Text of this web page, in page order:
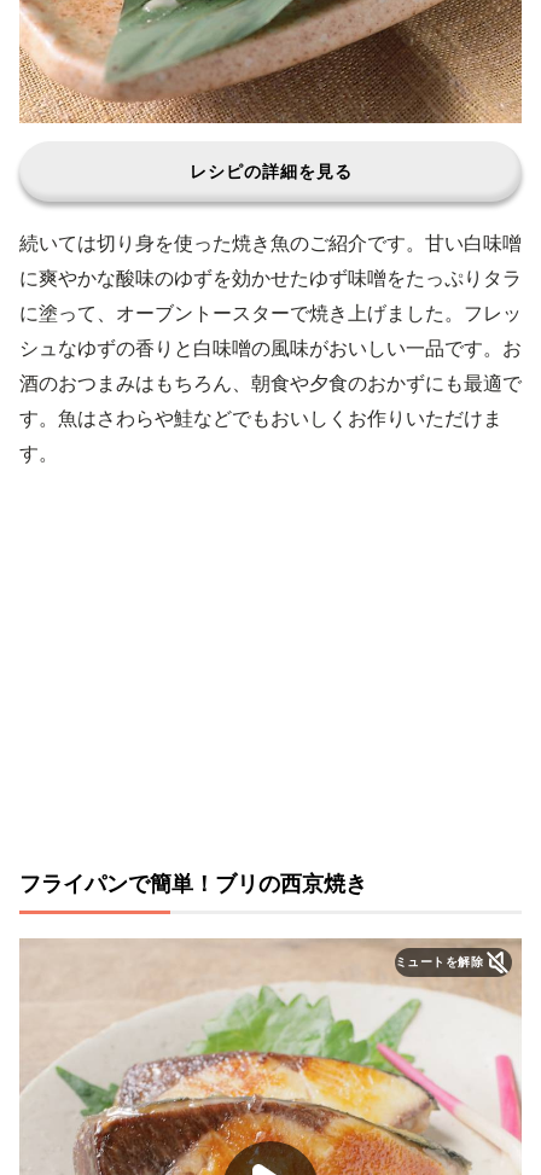
レシピの詳細を見る
続いては切り身を使った焼き魚のご紹介です。甘い白味噌
に爽やかな酸味のゆずを効かせたゆず味噌をたっぷりタラ
に塗って、オーブントースターで焼き上げました。フレッ
シュなゆずの香りと白味噌の風味がおいしい一品です。お
酒のおつまみはもちろん、朝食や夕食のおかずにも最適で
す。魚はさわらや鮭などでもおいしくお作りいただけま
す。
フライパンで簡単！ブリの西京焼き
ミュートを解除